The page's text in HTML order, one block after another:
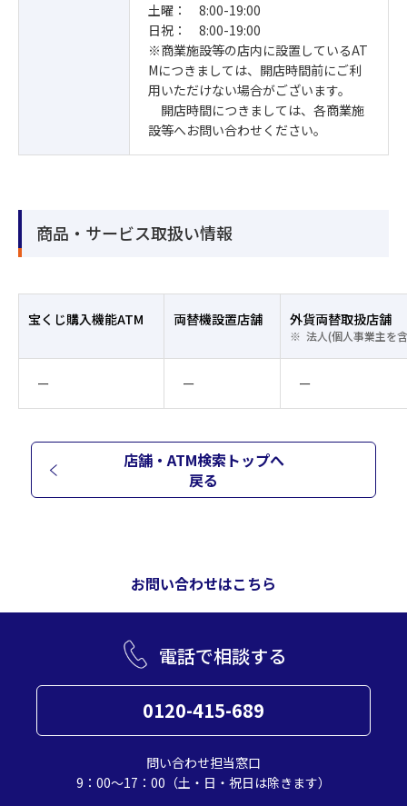
土曜： 8:00-19:00
日祝： 8:00-19:00
※商業施設等の店内に設置しているAT
Mにつきましては、開店時間前にご利
用いただけない場合がございます。
開店時間につきましては、各商業施
設等へお問い合わせください。
商品・サービス取扱い情報
宝くじ購入機能ATM 両替機設置店舗 外貨両替取扱店舗
法人(個人事業主を
ー ー ー
店舗・ATM検索トップへ
戻る
お問い合わせはこちら
電話で相談する
0120-415-689
問い合わせ担当窓口
9：00～17：00（土・日・祝日は除きます）